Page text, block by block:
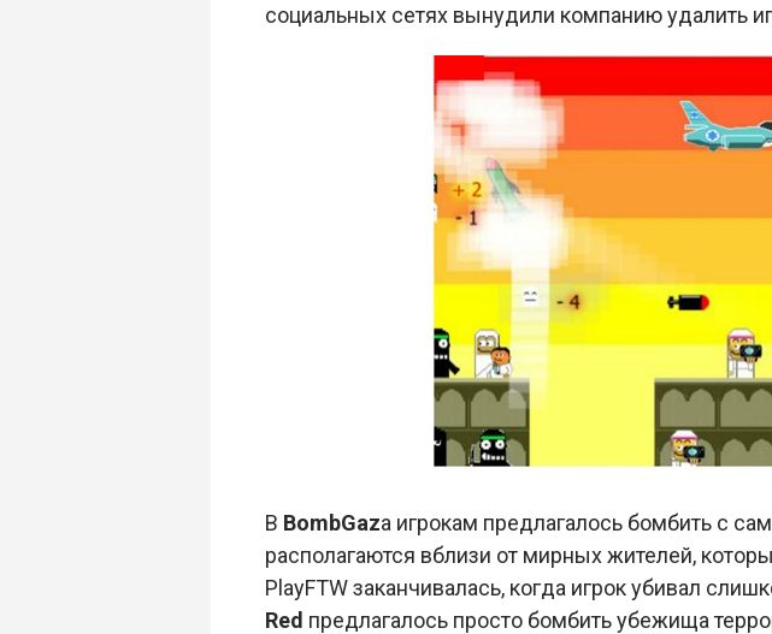
социальных сетях вынудили компанию удалить
В BombGaza игрокам предлагалось бомбить с
располагаются вблизи от мирных жителей,
PlayFTW заканчивалась, когда игрок убивал
Red предлагалось просто бомбить убежища